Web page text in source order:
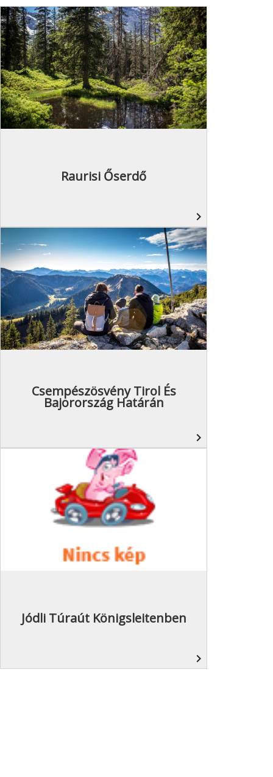
Raurisi Őserdő
navigate_next
Csempészösvény Tirol És
Bajorország Határán
navigate_next
Jódli Túraút Königsleitenben
navigate_next